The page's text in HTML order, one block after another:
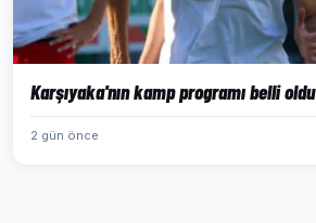
Karşıyaka'nın kamp programı belli oldu
2 gün önce